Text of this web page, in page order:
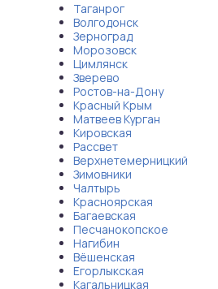
Таганрог
Волгодонск
Зерноград
Морозовск
Цимлянск
Зверево
Ростов-на-Дону
Красный Крым
Матвеев Курган
Кировская
Рассвет
Верхнетемерницкий
Зимовники
Чалтырь
Красноярская
Багаевская
Песчанокопское
Нагибин
Вёшенская
Егорлыкская
Кагальницкая